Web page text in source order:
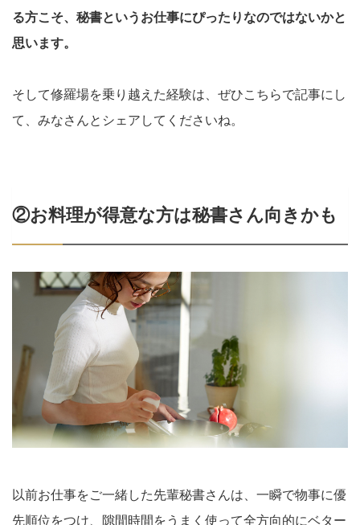
る方こそ、秘書というお仕事にぴったりなのではないかと
思います。
そして修羅場を乗り越えた経験は、ぜひこちらで記事にし
て、みなさんとシェアしてくださいね。
②お料理が得意な方は秘書さん向きかも
以前お仕事をご一緒した先輩秘書さんは、一瞬で物事に優
先順位をつけ、隙間時間をうまく使って全方向的にベター